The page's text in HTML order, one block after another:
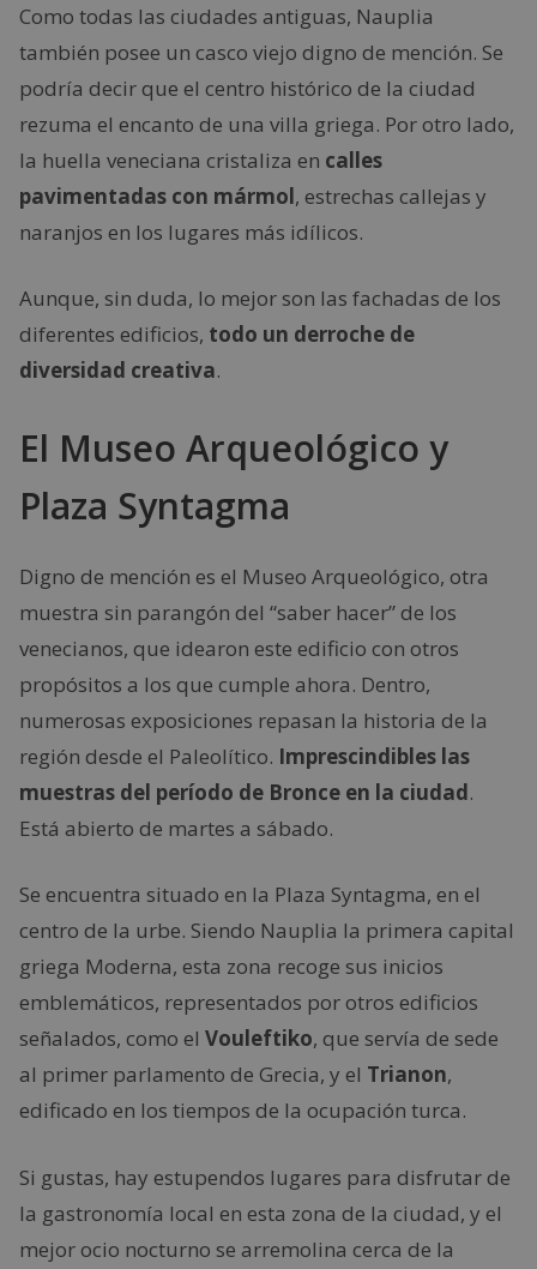
Como todas las ciudades antiguas, Nauplia
también posee un casco viejo digno de mención. Se
podría decir que el centro histórico de la ciudad
rezuma el encanto de una villa griega. Por otro lado,
la huella veneciana cristaliza en calles
pavimentadas con mármol, estrechas callejas y
naranjos en los lugares más idílicos.
Aunque, sin duda, lo mejor son las fachadas de los
diferentes edificios, todo un derroche de
diversidad creativa.
El Museo Arqueológico y
Plaza Syntagma
Digno de mención es el Museo Arqueológico, otra
muestra sin parangón del “saber hacer” de los
venecianos, que idearon este edificio con otros
propósitos a los que cumple ahora. Dentro,
numerosas exposiciones repasan la historia de la
región desde el Paleolítico. Imprescindibles las
muestras del período de Bronce en la ciudad.
Está abierto de martes a sábado.
Se encuentra situado en la Plaza Syntagma, en el
centro de la urbe. Siendo Nauplia la primera capital
griega Moderna, esta zona recoge sus inicios
emblemáticos, representados por otros edificios
señalados, como el Vouleftiko, que servía de sede
al primer parlamento de Grecia, y el Trianon,
edificado en los tiempos de la ocupación turca.
Si gustas, hay estupendos lugares para disfrutar de
la gastronomía local en esta zona de la ciudad, y el
mejor ocio nocturno se arremolina cerca de la